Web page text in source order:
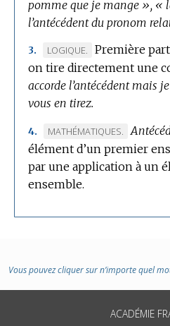
:
pomme que je mange », «
l’antécédent du pronom
3.
MARQUE
DE
DOMAINE
:
LOGIQUE.
Première
on tire directement une
accorde l’antécédent mais
vous en tirez.
4.
MARQUE
DE
DOMAINE
:
MATHÉMATIQUES.
élément d’un premier
par une application à un
ensemble.
Vous pouvez cliquer sur n’importe quel
ACADÉMIE